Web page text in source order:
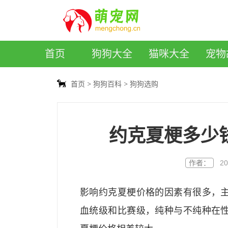
首页 狗狗大全 猫咪大全 宠
首页 狗狗百科 狗狗选购
约克夏梗多少
作者：
影响约克夏梗价格的因素有很多，
血统级和比赛级，纯种与不纯种在